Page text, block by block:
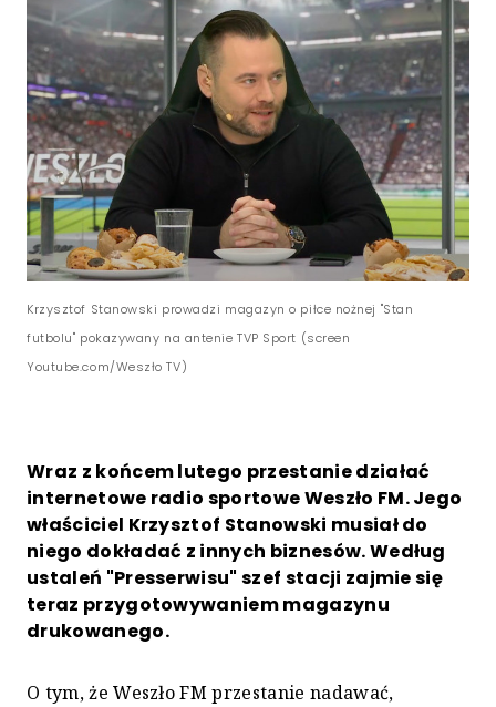
Krzysztof Stanowski prowadzi magazyn o piłce nożnej "Stan
futbolu" pokazywany na antenie TVP Sport (screen
Youtube.com/Weszło TV)
Wraz z końcem lutego przestanie działać
internetowe radio sportowe Weszło FM. Jego
właściciel Krzysztof Stanowski musiał do
niego dokładać z innych biznesów. Według
ustaleń "Presserwisu" szef stacji zajmie się
teraz przygotowywaniem magazynu
drukowanego.
O tym, że Weszło FM przestanie nadawać,